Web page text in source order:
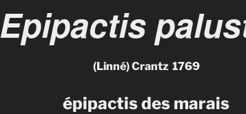
Epipactis
(Linné) Crantz 1769
épipactis des marais